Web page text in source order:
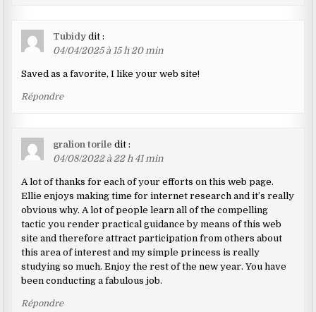
Tubidy dit :
04/04/2025 à 15 h 20 min
Saved as a favorite, I like your web site!
Répondre
gralion torile dit :
04/08/2022 à 22 h 41 min
A lot of thanks for each of your efforts on this web page.
Ellie enjoys making time for internet research and it’s really
obvious why. A lot of people learn all of the compelling
tactic you render practical guidance by means of this web
site and therefore attract participation from others about
this area of interest and my simple princess is really
studying so much. Enjoy the rest of the new year. You have
been conducting a fabulous job.
Répondre